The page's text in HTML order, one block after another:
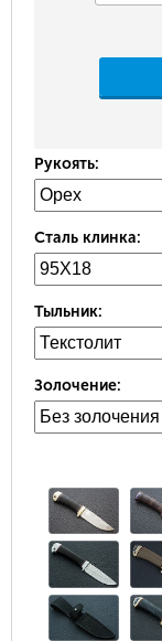
Рукоять:
Сталь клинка:
Тыльник:
Золочение: